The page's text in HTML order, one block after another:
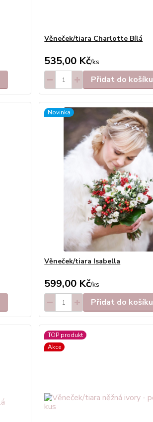
Věneček/tiara Charlotte Bílá
535,00 Kč/ks
Přidat do košíku
Novinka
Věneček/tiara Isabella
599,00 Kč/ks
Přidat do košíku
TOP produkt
Akce